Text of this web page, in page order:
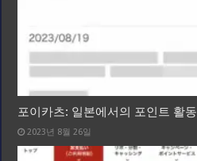
포이카츠: 일본에서의 포인트 활동
2023년 8월 26일